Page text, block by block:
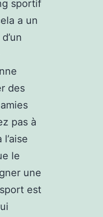
sportif
a un
des
pas à
le
une
est